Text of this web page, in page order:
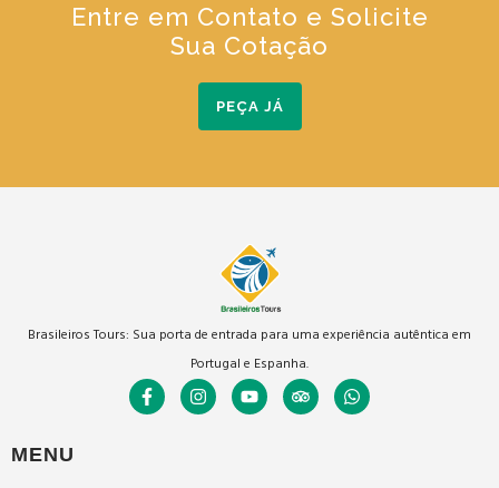
Entre em Contato e Solicite
Sua Cotação
PEÇA JÁ
Brasileiros Tours: Sua porta de entrada para uma experiência autêntica em
Portugal e Espanha.
MENU